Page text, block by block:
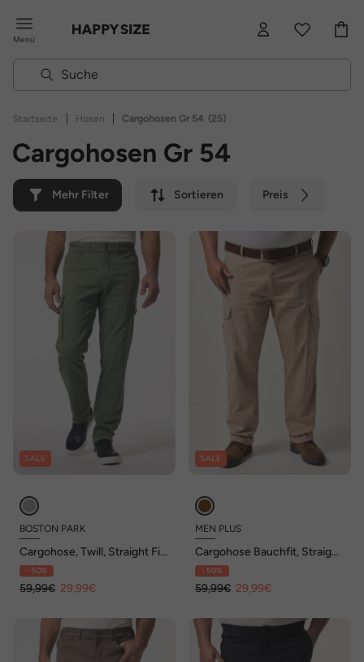
Menü
Startseite | Hosen | Cargohosen Gr 54 (25)
Cargohosen Gr 54
Mehr Filter Sortieren Preis
SALE
BOSTON PARK
Cargohose, Twill, Straight Fit,
bis Gr. 72
- 50%
59,99€ 29,99€
SALE
MEN PLUS
Cargohose Bauchfit, Straight
Fit, bis 72
- 50%
59,99€ 29,99€